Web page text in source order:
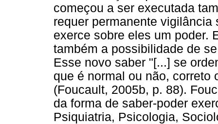
começou a ser executada
requer permanente
exerce sobre eles um poder.
também a possibilidade de
Esse novo saber "[...] se
que é normal ou não, correto
(Foucault, 2005b, p. 88).
da forma de saber-poder
Psiquiatria, Psicologia,